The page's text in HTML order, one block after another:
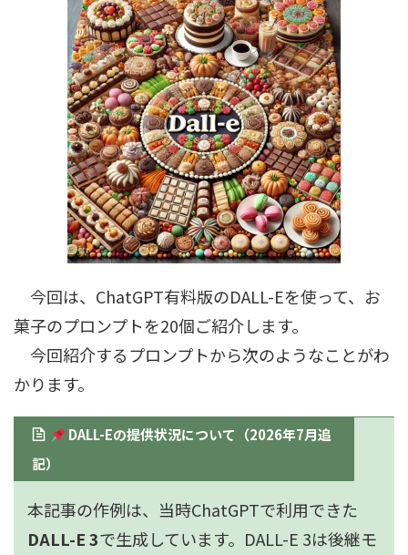
今回は、ChatGPT有料版のDALL-Eを使って、お
菓子のプロンプトを20個ご紹介します。
今回紹介するプロンプトから次のようなことがわ
かります。
DALL-Eの提供状況について（2026年7月追
記）
本記事の作例は、当時ChatGPTで利用できた
DALL-E 3で生成しています。DALL-E 3は後継モ